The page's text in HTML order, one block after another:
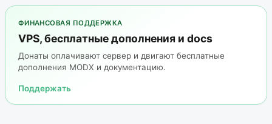
ФИНАНСОВАЯ ПОДДЕРЖКА
VPS, бесплатные дополнения и docs
Донаты оплачивают сервер и двигают бесплатные
дополнения MODX и документацию.
Поддержать